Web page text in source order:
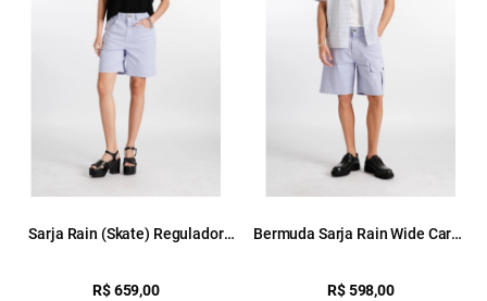
Sarja Rain (Skate) Regulador
R$ 659,00
Bermuda Sarja Rain Wide Cargo
R$ 598,00